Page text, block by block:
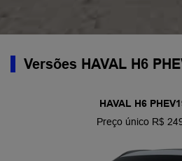
Versões HAVAL H6
HAVAL H6
Preço único R$